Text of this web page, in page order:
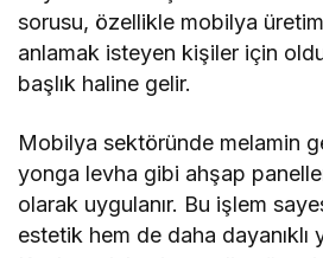
sorusu, özellikle mobilya
anlamak isteyen kişiler için
başlık haline gelir.
Mobilya sektöründe melamin
yonga levha gibi ahşap
olarak uygulanır. Bu işlem
estetik hem de daha dayanıklı